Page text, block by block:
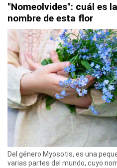
"Nomeolvides": cuál es
nombre de esta flor
Del género Myosotis, es una
varias partes del mundo, cuyo